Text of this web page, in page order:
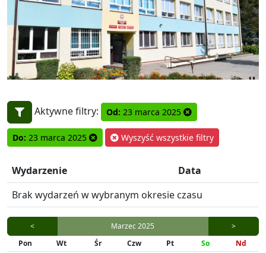
Aktywne filtry: Od: 23 marca 2025
Do: 23 marca 2025 Wyszyść wszystkie filtry
Wydarzenie
Data
Brak wydarzeń w wybranym okresie czasu
< Marzec 2025
>
Pon
Wt Śr Czw Pt So
Nd